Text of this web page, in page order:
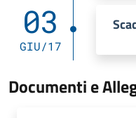
03
GIU/17
Documenti e